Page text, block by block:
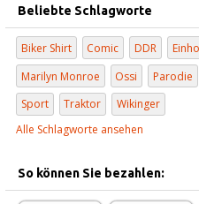
Beliebte Schlagworte
Biker Shirt Comic DDR
Marilyn Monroe
Ossi Parodie
Sport
Traktor
Wikinger
Alle Schlagworte ansehen
So können Sie bezahlen: